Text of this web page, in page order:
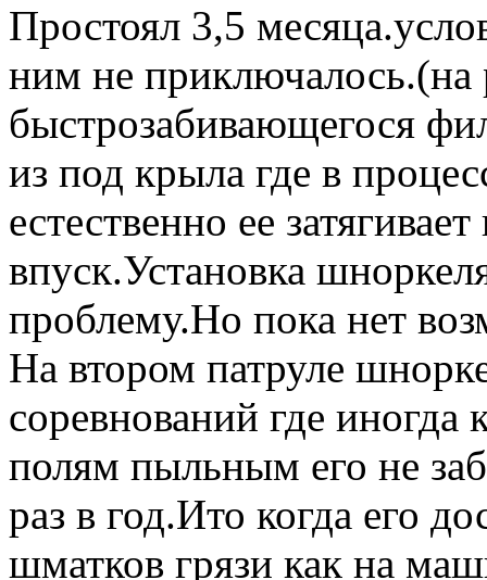
Простоял 3,5
ним не приключалось.(на
быстрозабивающегося
из под крыла где в
естественно ее
впуск.Установка
проблему.Но пока нет
На втором патруле
соревнований где
полям пыльным его не
раз в год.Ито когда его
шматков грязи как на